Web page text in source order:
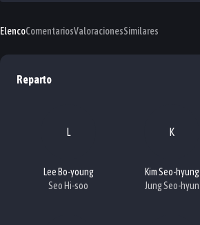
ElencoComentariosValoracionesSimilares
Reparto
L
Lee Bo-young
Seo Hi-soo
K
Kim Seo-hyung
Jung Seo-hyun